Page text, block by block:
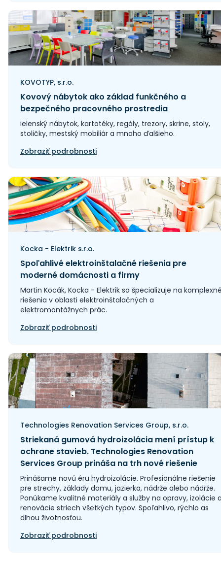
KOVOTYP, s.r.o.
Kovový nábytok ako základ funkčného a
bezpečného pracovného prostredia
ielenský nábytok, kartotéky, regály, trezory, skrine, stoly,
stoličky, mestský mobiliár a mnoho ďalšieho.
Zobraziť podrobnosti
Kocka - Elektrik s.r.o.
Spoľahlivé elektroinštalačné riešenia pre
moderné domácnosti a firmy
Martin Kocák, Kocka - Elektrik sa špecializuje na
riešenia v oblasti elektroinštalačných a
elektromontážnych prác.
Zobraziť podrobnosti
Technologies Renovation Services Group, s.r.o.
Striekaná gumová hydroizolácia mení prístup k
ochrane stavieb. Technologies Renovation
Services Group prináša na trh nové riešenie
Prinášame novú éru hydroizolácie. Profesionálne riešenie
pre strechy, základy domu, jazierka, nádrže alebo nádrže.
Ponúkame kvalitné materiály a služby na opravy, izolácie
renovácie striech všetkých typov. Spoľahlivo, rýchlo as
dlhou životnosťou.
Zobraziť podrobnosti